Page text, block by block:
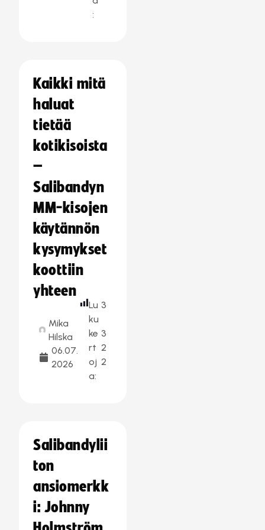
:
Kaikki mitä
haluat
tietää
kotikisoista
–
Salibandyn
MM-kisojen
käytännön
kysymykset
koottiin
yhteen
Mika
Hilska
06.07.
2026
Lu
ku
ke
rt
oj
a:
3
3
2
2
Salibandylii
ton
ansiomerkk
i: Johnny